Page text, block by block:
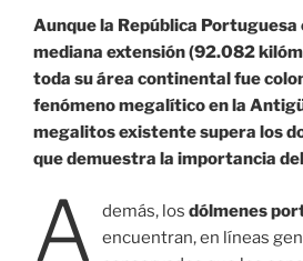
Aunque la República Portuguesa
mediana extensión (92.082
toda su área continental fue
fenómeno megalítico en la
megalitos existente supera los
que demuestra la importancia
A demás, los dólmenes
encuentran, en líneas